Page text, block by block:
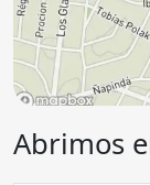
Abrimos